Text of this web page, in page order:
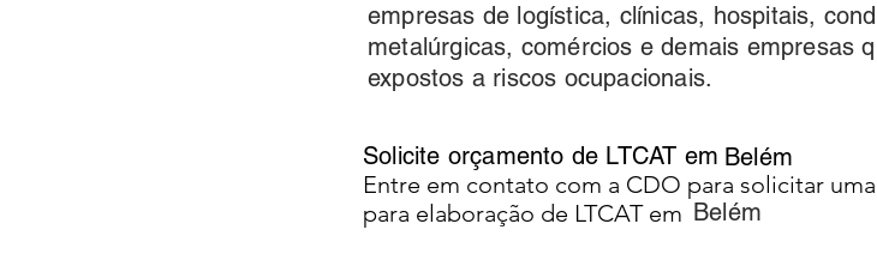
empresas de logística, clínicas, hospitais,
metalúrgicas, comércios e demais empresas
expostos a riscos ocupacionais.
Solicite orçamento de LTCAT em
Entre em contato com a CDO para solicitar
para elaboração de LTCAT em
Belém
Belém